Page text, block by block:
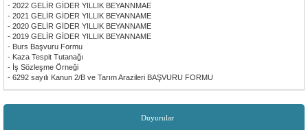
Duyurular
- 2022 GELİR GİDER YILLIK BEYANNMAE
- 2021 GELİR GİDER YILLIK BEYANNAME
- 2020 GELİR GİDER YILLIK BEYANNAME
- 2019 GELİR GİDER YILLIK BEYANNAME
- Burs Başvuru Formu
- Kaza Tespit Tutanağı
- İş Sözleşme Örneği
- 6292 sayılı Kanun 2/B ve Tarım Arazileri BAŞVURU FORMU